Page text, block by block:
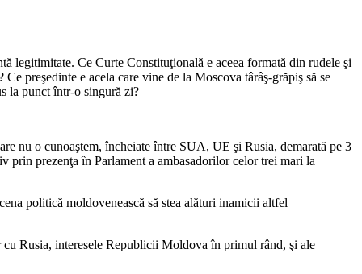
legitimitate. Ce Curte Constituţională e aceea formată din rudele şi
preşedinte e acela care vine de la Moscova târâş-grăpiş să se
la punct într-o singură zi?
nu o cunoaştem, încheiate între SUA, UE şi Rusia, demarată pe 3
prin prezenţa în Parlament a ambasadorilor celor trei mari la
politică moldovenească să stea alături inamicii altfel
Rusia, interesele Republicii Moldova în primul rând, şi ale